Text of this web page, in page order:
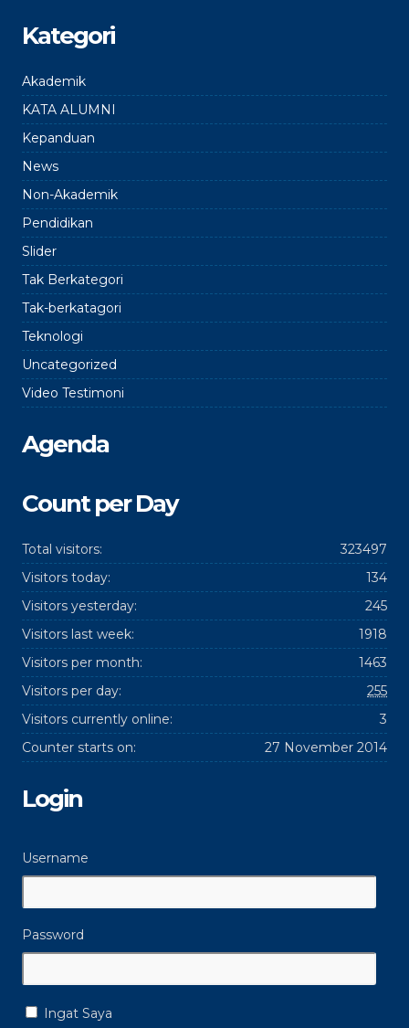
Kategori
Akademik
KATA ALUMNI
Kepanduan
News
Non-Akademik
Pendidikan
Slider
Tak Berkategori
Tak-berkatagori
Teknologi
Uncategorized
Video Testimoni
Agenda
Count per Day
323497
Total visitors:
134
Visitors today:
245
Visitors yesterday:
1918
Visitors last week:
1463
Visitors per month:
255
Visitors per day:
3
Visitors currently online:
27 November 2014
Counter starts on:
Login
Username
Password
Ingat Saya